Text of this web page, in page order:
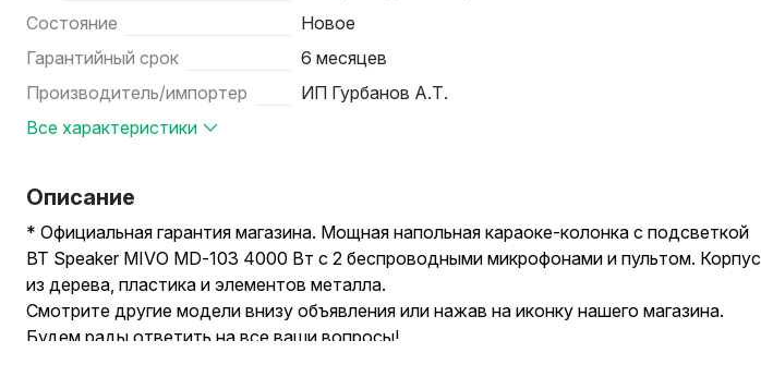
Состояние
Новое
Гарантийный срок
6 месяцев
Производитель/импортер
ИП Гурбанов А.Т.
Все характеристики
Описание
* Официальная гарантия магазина. Мощная напольная караоке-колонка с подсветкой
BT Speaker MIVO MD-103 4000 Вт с 2 беспроводными микрофонами и пультом. Корпус
из дерева, пластика и элементов металла.
Смотрите другие модели внизу объявления или нажав на иконку нашего магазина.
Будем рады ответить на все ваши вопросы!